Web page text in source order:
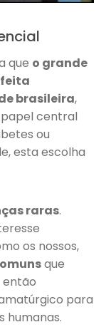
que o grande
brasileira,
central
ou
esta escolha
raras.
os nossos,
que
para
humanas.